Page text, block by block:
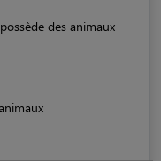
possède des animaux